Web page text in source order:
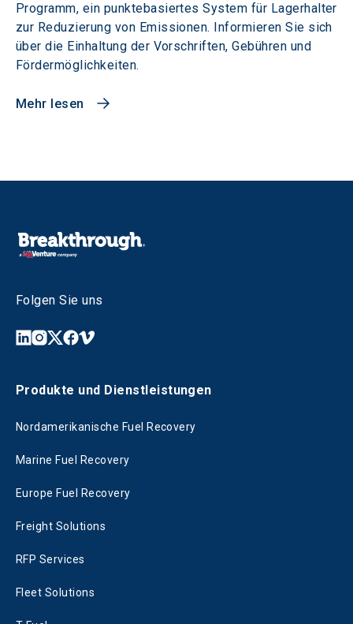
Programm, ein punktebasiertes System für Lagerhalter
zur Reduzierung von Emissionen. Informieren Sie sich
über die Einhaltung der Vorschriften, Gebühren und
Fördermöglichkeiten.
Mehr lesen
Folgen Sie uns
Produkte und Dienstleistungen
Nordamerikanische Fuel Recovery
Marine Fuel Recovery
Europe Fuel Recovery
Freight Solutions
RFP Services
Fleet Solutions